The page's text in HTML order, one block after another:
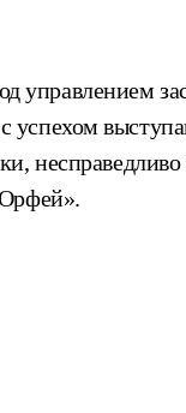
успехом